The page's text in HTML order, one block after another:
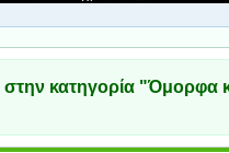
στην κατηγορία "Όμορφα